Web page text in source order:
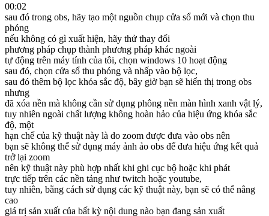
00:02
sau đó trong obs, hãy tạo một nguồn chụp cửa sổ mới và chọn thu
phóng
nếu không có gì xuất hiện, hãy thử thay đổi
phương pháp chụp thành phương pháp khác ngoài
tự động trên máy tính của tôi, chọn windows 10 hoạt động
sau đó, chọn cửa sổ thu phóng và nhấp vào bộ lọc,
sau đó thêm bộ lọc khóa sắc độ, bây giờ bạn sẽ hiển thị trong obs
nhưng
đã xóa nền mà không cần sử dụng phông nền màn hình xanh vật lý,
tuy nhiên ngoài chất lượng không hoàn hảo của hiệu ứng khóa sắc
độ, một
hạn chế của kỹ thuật này là do zoom được đưa vào obs nên
bạn sẽ không thể sử dụng máy ảnh ảo obs để đưa hiệu ứng kết quả
trở lại zoom
nên kỹ thuật này phù hợp nhất khi ghi cục bộ hoặc khi phát
trực tiếp trên các nền tảng như twitch hoặc youtube,
tuy nhiên, bằng cách sử dụng các kỹ thuật này, bạn sẽ có thể nâng
cao
giá trị sản xuất của bất kỳ nội dung nào bạn đang sản xuất